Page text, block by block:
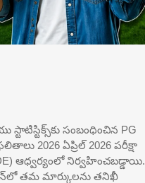
సంబంధించిన PG
2026 ఏప్రిల్ 2026 పరీక్షా
ఆధ్వర్యంలో నిర్వహించబడ్డాయి.
తమ మార్కులను తనిఖీ